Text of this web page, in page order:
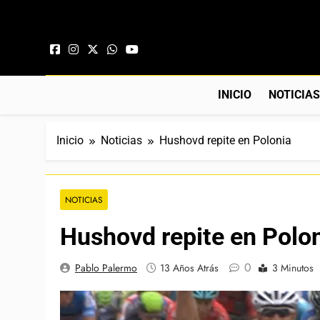
INICIO NOTICIAS
Inicio Noticias Hushovd repite en Polonia
NOTICIAS
Hushovd repite en
Pablo Palermo 13 Años Atrás 0 3 Minutos